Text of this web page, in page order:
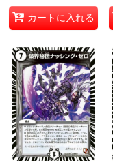
カートに入れる